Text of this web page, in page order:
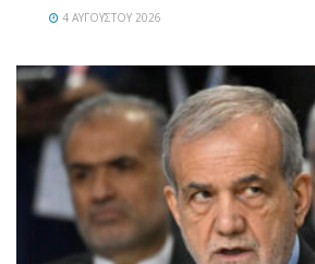
4 ΑΥΓΟΎΣΤΟΥ 2026